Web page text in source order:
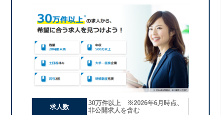
求人数
30万件以上 ※2026年6月時点、
非公開求人を含む